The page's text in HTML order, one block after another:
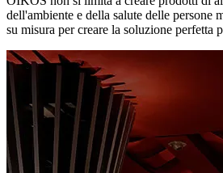
dell'ambiente e della salute delle persone
su misura per creare la soluzione perfetta